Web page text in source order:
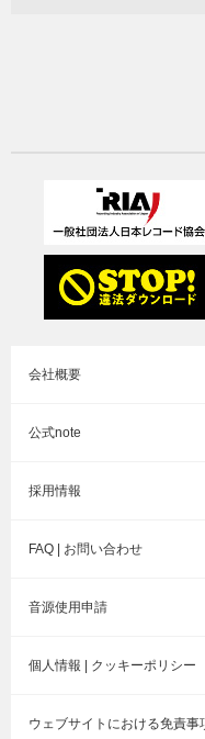
会社概要
公式note
採用情報
FAQ | お問い合わせ
音源使用申請
個人情報 | クッキーポリシー
ウェブサイトにおける免責事